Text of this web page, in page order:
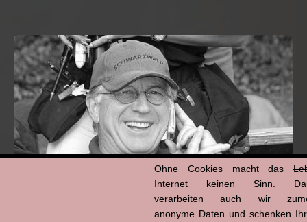
Ohne Cookies macht das
Internet keinen Sinn.
verarbeiten auch wir
anonyme Daten und schenken